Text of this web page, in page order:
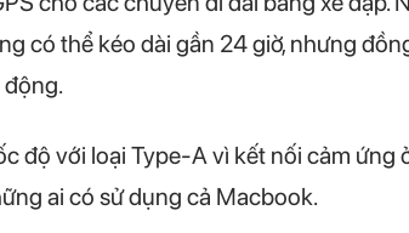
có thể kéo dài gần 24 giờ, nhưng
độ với loại Type-A vì kết nối cảm
ai có sử dụng cả Macbook.